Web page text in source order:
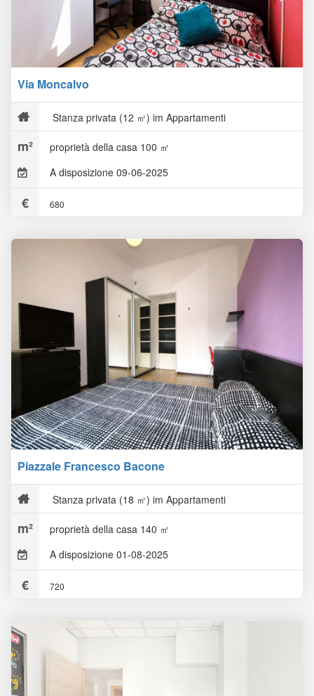
Via Moncalvo
Stanza privata (12 ㎡) im Appartamenti
proprietà della casa 100 ㎡
A disposizione 09-06-2025
680
Piazzale Francesco Bacone
Stanza privata (18 ㎡) im Appartamenti
proprietà della casa 140 ㎡
A disposizione 01-08-2025
720